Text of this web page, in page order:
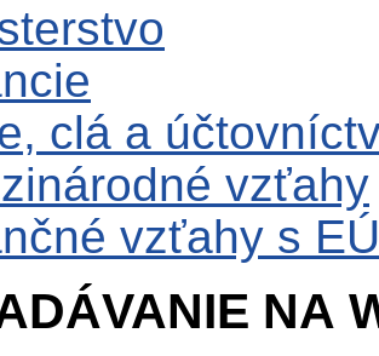
clá a
vzťahy
vzťahy s EÚ
NA